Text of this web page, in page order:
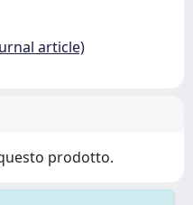
article)
prodotto.